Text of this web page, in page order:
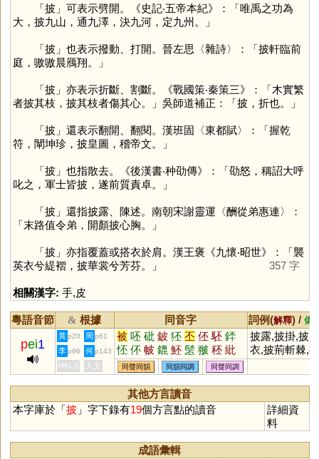
「披 」可表示劈開。《史記‧五帝本紀》：「唯禹之功為
大，披九山，通九澤，決九河，定九州。」
「披 」也表示撥動、打開。晉左思〈雜詩〉：「披軒臨前
庭，嗷嗷晨鴈翔。」
「披 」亦表示折斷、割斷。《戰國策‧秦策三》：「木實繁
者披其枝，披其枝者傷其心。」吳師道補正：「披，折也。」
「披 」還表示翻開、翻閱。漢班固〈東都賦〉：「握乾
符，闡坤珍，披皇圖，稽帝文。」
「披 」也指散去。《後漢書‧种劭傳》：「劭怒，稱詔大呼
叱之，軍士皆披，遂前質責卓。」
「披 」還指披露、陳述。南朝宋謝靈運〈酬從弟惠連〉：
「末路值令弟，開顏披心胸。」
「披 」亦指覆蓋或搭衣於肩。漢王褒《九懷‧昭世》：「襲
英衣兮緹褶，披華裳兮芳芬。」
357 字
相關漢字: 手,皮
粵語音節 & 根據 同音字 詞例(解釋) / 備
pei1
黃 p20 周 p61 被 呸 砒 鈹 狉 丕 伾 駓 銔
怌 伓 帔 鎞 魾 髬 翍 秠 紕
披露,披掛,披
衣,披荊斬棘,披
麻帶孝,披星戴
月,披髮左衽,披
沙揀金,所向披
靡
李 p96 何 p143
HKLS 人文 同聲同韻 同韻同調 同聲同調
其他方言讀音
本字庫於「披 」字下錄有19個方言點的讀音
詳細資
料
成語彙輯